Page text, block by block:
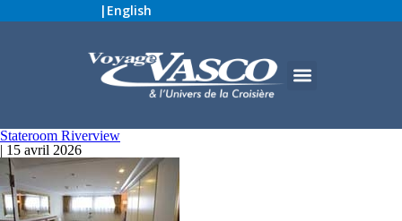
| English
Stateroom Riverview
| 15 avril 2026